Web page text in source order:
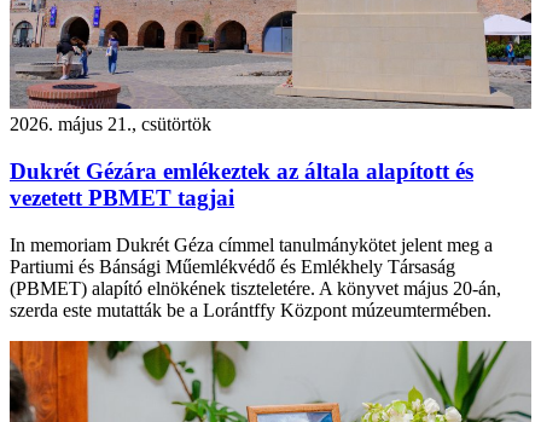
2026. május 21., csütörtök
Dukrét Gézára emlékeztek az általa alapított és
vezetett PBMET tagjai
In memoriam Dukrét Géza címmel tanulmánykötet jelent meg a
Partiumi és Bánsági Műemlékvédő és Emlékhely Társaság
(PBMET) alapító elnökének tiszteletére. A könyvet május 20-án,
szerda este mutatták be a Lorántffy Központ múzeumtermében.